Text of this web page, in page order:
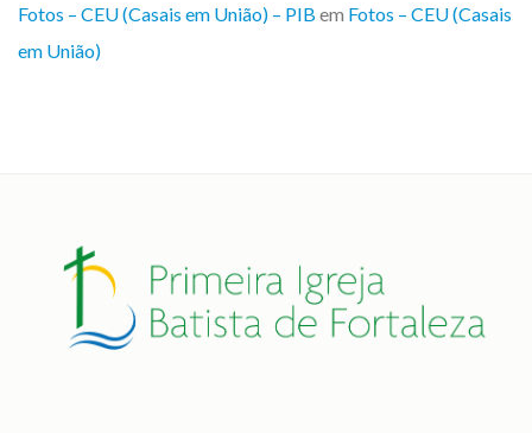
Fotos – CEU (Casais em União) – PIB em Fotos – CEU (Casais
em União)